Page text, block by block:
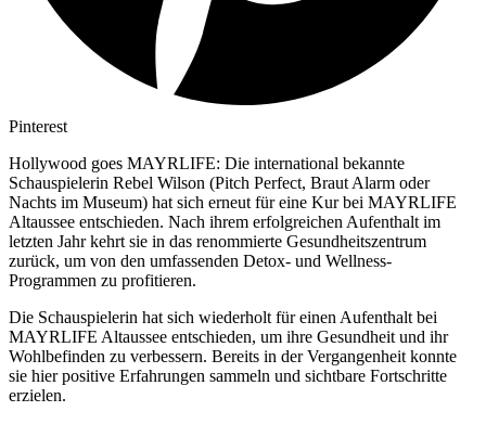
Pinterest
Hollywood goes MAYRLIFE: Die international bekannte
Schauspielerin Rebel Wilson (Pitch Perfect, Braut Alarm oder
Nachts im Museum) hat sich erneut für eine Kur bei MAYRLIFE
Altaussee entschieden. Nach ihrem erfolgreichen Aufenthalt im
letzten Jahr kehrt sie in das renommierte Gesundheitszentrum
zurück, um von den umfassenden Detox- und Wellness-
Programmen zu profitieren.
Die Schauspielerin hat sich wiederholt für einen Aufenthalt bei
MAYRLIFE Altaussee entschieden, um ihre Gesundheit und ihr
Wohlbefinden zu verbessern. Bereits in der Vergangenheit konnte
sie hier positive Erfahrungen sammeln und sichtbare Fortschritte
erzielen.